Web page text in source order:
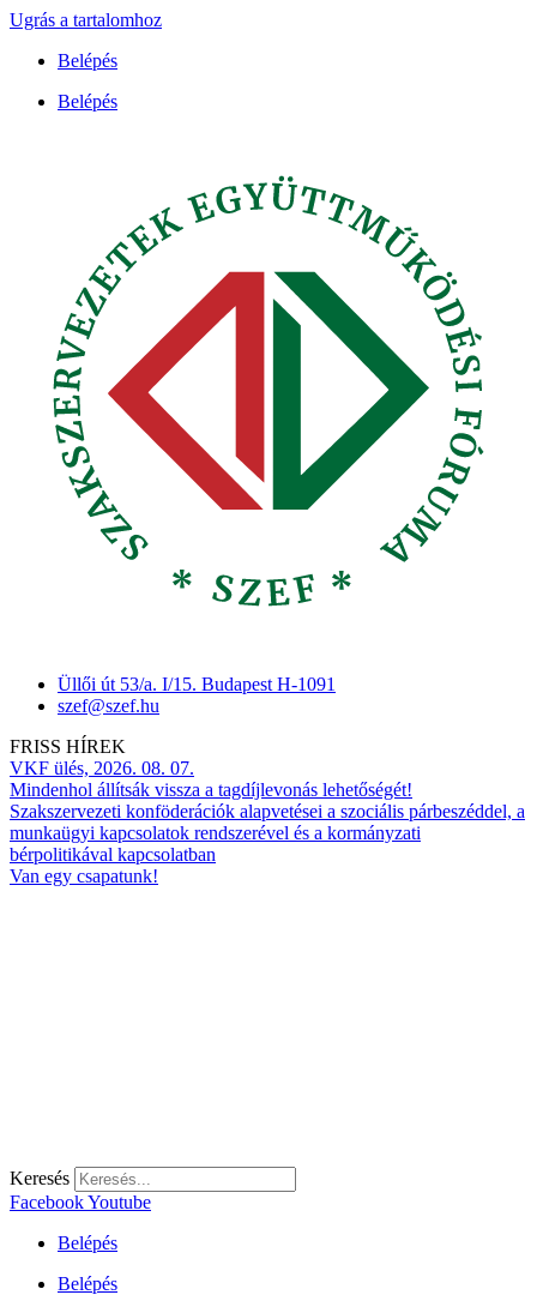
Ugrás a tartalomhoz
Belépés
Belépés
Üllői út 53/a. I/15. Budapest H-1091
szef@szef.hu
FRISS HÍREK
VKF ülés, 2026. 08. 07.
Mindenhol állítsák vissza a tagdíjlevonás lehetőségét!
Szakszervezeti konföderációk alapvetései a szociális párbeszéddel, a
munkaügyi kapcsolatok rendszerével és a kormányzati
bérpolitikával kapcsolatban
Van egy csapatunk!
Keresés
FacebookYoutube
Belépés
Belépés